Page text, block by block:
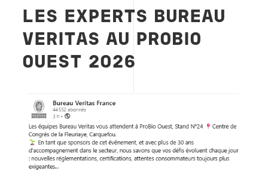
LES EXPERTS BUREAU
VERITAS AU PROBIO
OUEST 2026